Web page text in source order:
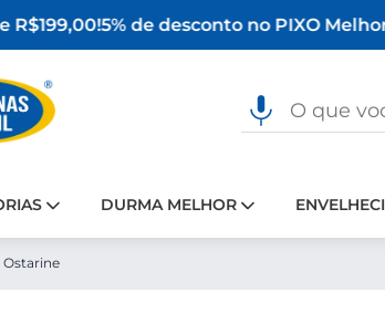
5% de desconto no PIXO Melhor
DURMA MELHOR
Ostarine